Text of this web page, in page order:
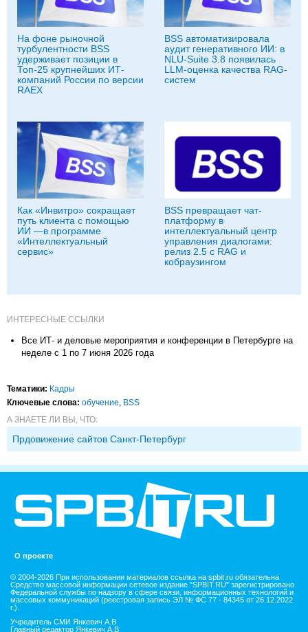
На фоне рыночной
турбулентности BSS
удерживает позиции в
Топ-25 крупнейших ИТ-
компаний России по версии
RAEX
BSS автоматизировала
аудит генеративного ИИ: в
NLU-Suite 3.8 появилась
LLM-оценка качества RAG-
систем
Как «Инвитро» сокращает
путь клиента с помощью
ИИ —в программе
«Интеллектуальный
сервис»
BSS превращает чат-
платформу в
интеллектуальный центр
управления диалогами:
релиз 2.5 с RAG и
кобраузингом
ИНТЕРЕСНЫЕ ССЫЛКИ
Все ИТ- и деловые мероприятия и конференции в Петербурге на
неделе с 1 по 7 июня 2026 года
Тематики: Кадры
Ключевые слова: обучение, BSS
А ЗНАЕТЕ ЛИ ВЫ, ЧТО:
Прдовижение сайтов Санкт-Петербург
О проекте
© 2004-2026 При использовании материалов ссылка на spbit.ru обязательна
Средство массовой информации сетевое издание "SPBIT.RU" зарегистрировано
Федеральной службы по надзору в сфере связи, информационных технологий и
массовых коммуникаций (реестровая запись ЭЛ № ФС 77 - 84345 от 26.12.2022
г.).
Учредитель СМИ Янкевич А.В
Главный редактор Янкевич А.В